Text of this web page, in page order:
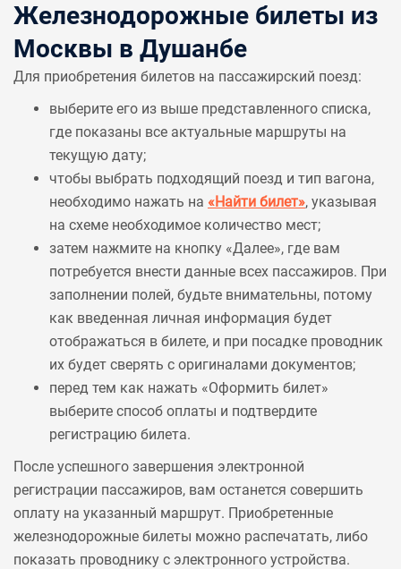
Железнодорожные билеты из
Москвы в Душанбе
Для приобретения билетов на пассажирский поезд:
выберите его из выше представленного списка,
где показаны все актуальные маршруты на
текущую дату;
чтобы выбрать подходящий поезд и тип вагона,
необходимо нажать на «Найти билет», указывая
на схеме необходимое количество мест;
затем нажмите на кнопку «Далее», где вам
потребуется внести данные всех пассажиров. При
заполнении полей, будьте внимательны, потому
как введенная личная информация будет
отображаться в билете, и при посадке проводник
их будет сверять с оригиналами документов;
перед тем как нажать «Оформить билет»
выберите способ оплаты и подтвердите
регистрацию билета.
После успешного завершения электронной
регистрации пассажиров, вам останется совершить
оплату на указанный маршрут. Приобретенные
железнодорожные билеты можно распечатать, либо
показать проводнику с электронного устройства.